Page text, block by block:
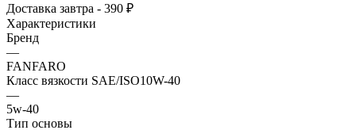
Доставка завтра - 390 ₽
Характеристики
Бренд
—
FANFARO
Класс вязкости SAE/ISO10W-40
—
5w-40
Тип основы